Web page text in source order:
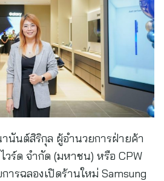
นันต์สิริกุล ผู้อํานวยการฝ่ายค้า
ร์ด จำกัด (มหาชน) หรือ CPW
ารฉลองเปิดร้านใหม่ Samsung